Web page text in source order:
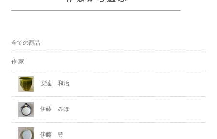
全ての商品
作 家
安達 和治
伊藤 みほ
伊藤 豊